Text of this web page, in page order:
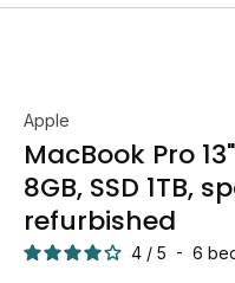
Apple
MacBook Pro
8GB, SSD 1TB,
refurbished
4 / 5 - 6